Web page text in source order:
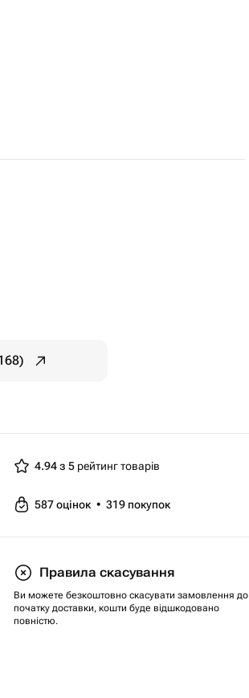
4.94 з 5 рейтинг товарів
587оцінок • 319 покупок
Правила скасування
Ви можете безкоштовно скасувати замовлення до
початку доставки, кошти буде відшкодовано
повністю.